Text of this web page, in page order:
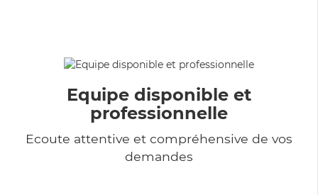
Equipe disponible et
professionnelle
Ecoute attentive et compréhensive de vos
demandes